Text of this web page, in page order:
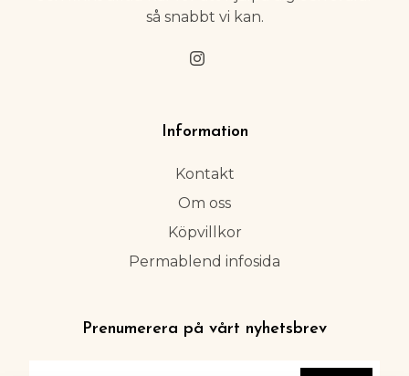
så snabbt vi kan.
Information
Kontakt
Om oss
Köpvillkor
Permablend infosida
Prenumerera på vårt nyhetsbrev